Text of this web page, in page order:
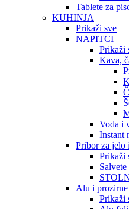
Tablete za
KUHINJA
Prikaži sve
NAPITCI
Prikaži
Kava,
Voda i
Instant
Pribor za jelo
Prikaži
Salvete
Alu i
Prikaži